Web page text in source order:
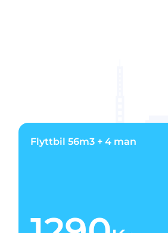
Flyttbil 56m3 + 4 man